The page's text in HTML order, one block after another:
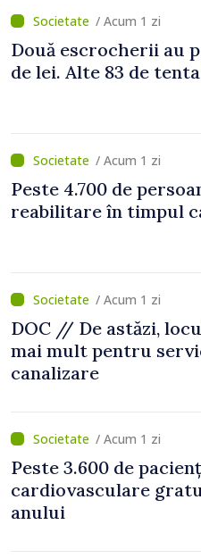
/ Acum 1 zi
Două escrocherii au
de lei. Alte 83 de
/ Acum 1 zi
Peste 4.700 de
reabilitare în timpul
/ Acum 1 zi
DOC // De astăzi,
mai mult pentru
canalizare
/ Acum 1 zi
Peste 3.600 de
cardiovasculare
anului